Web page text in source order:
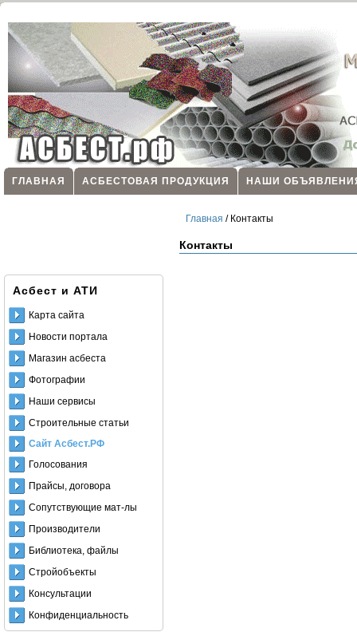
ГЛАВНАЯ АСБЕСТОВАЯ ПРОДУКЦИЯ НАШИ
Асбест и АТИ
Карта сайта
Новости портала
Магазин асбеста
Фотографии
Наши сервисы
Строительные статьи
Сайт Асбест.РФ
Голосования
Прайсы, договора
Сопутствующие мат-лы
Производители
Библиотека, файлы
Стройобъекты
Консультации
Конфиденциальность
Главная / Контакты
Контакты